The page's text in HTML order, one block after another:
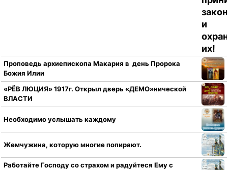
Проповедь архиепископа Макария в день Пророка
Божия Илии
«РЁВ ЛЮЦИЯ» 1917г. Открыл дверь «ДЕМО»нической
ВЛАСТИ
Необходимо услышать каждому
Жемчужина, которую многие попирают.
Работайте Господу со страхом и радуйтеся Ему с